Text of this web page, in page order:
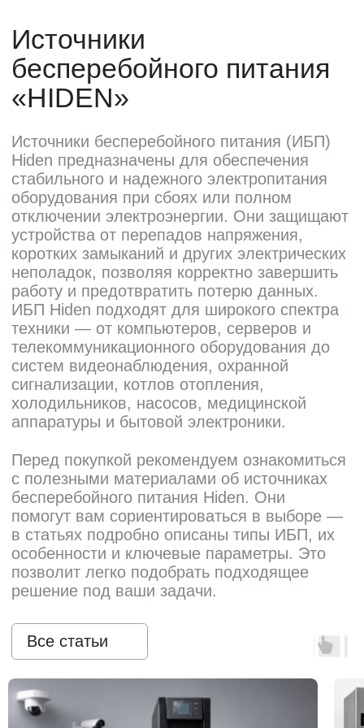
Телефон:
8 (800) 444-75-17
Почта:
info@ibp-hiden.ru
Оставьте заявку на подбор ИБП
и наши менеджеры помогут вам
подобрать подходящий вариант
Каталог
Однофазные ИБП
Трехфазные ИБП
ИБП напольные Tower